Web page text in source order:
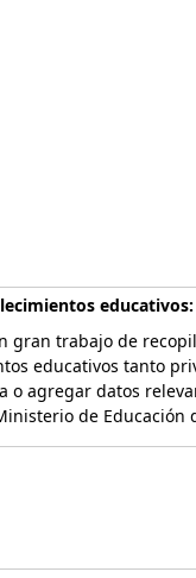
educativos:
gran trabajo de
educativos tanto
agregar datos
de Educación